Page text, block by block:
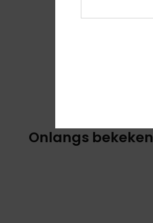
Onlangs bekeken